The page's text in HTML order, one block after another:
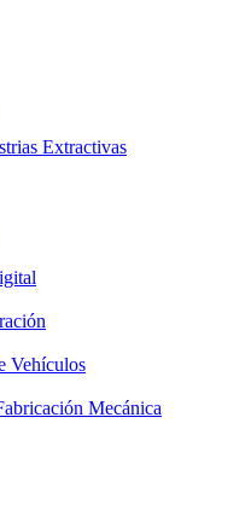
Extractivas
Vehículos
Mecánica